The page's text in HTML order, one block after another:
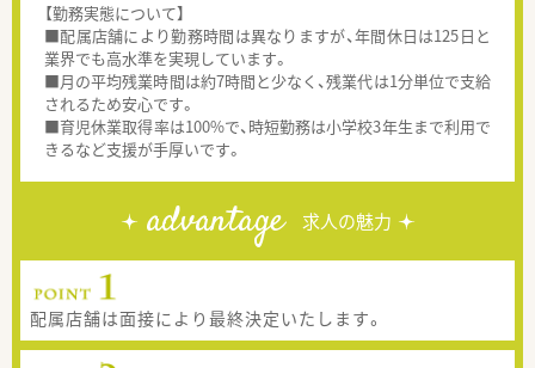
【勤務実態について】
■配属店舗により勤務時間は異なりますが、年間休日は125日と
業界でも高水準を実現しています。
■月の平均残業時間は約7時間と少なく、残業代は1分単位で支給
されるため安心です。
■育児休業取得率は100%で、時短勤務は小学校3年生まで利用で
きるなど支援が手厚いです。
advantage 求人の魅力
配属店舗は面接により最終決定いたします。